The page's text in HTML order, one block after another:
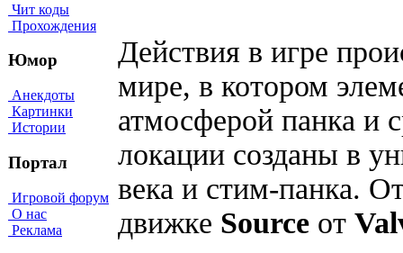
Чит коды
Прохождения
Юмор
Анекдоты
Картинки
Истории
Портал
Игровой форум
О нас
Реклама
Действия в игре
мире, в котором
атмосферой панка и
локации созданы в
века и стим-панка.
движке Source от